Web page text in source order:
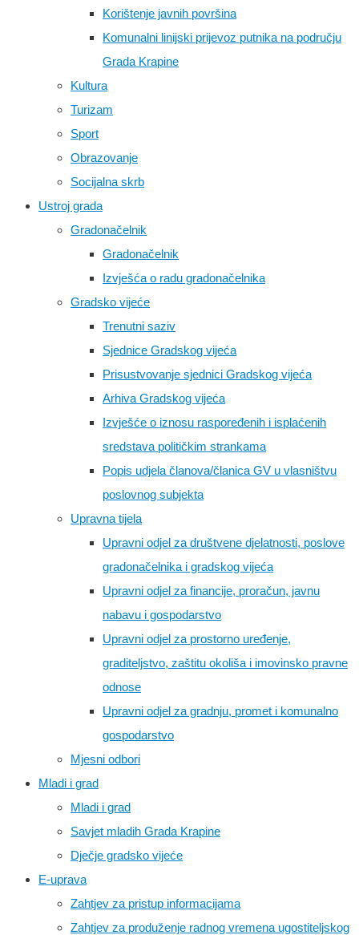
Korištenje javnih površina
Komunalni linijski prijevoz putnika na području
Grada Krapine
Kultura
Turizam
Sport
Obrazovanje
Socijalna skrb
Ustroj grada
Gradonačelnik
Gradonačelnik
Izvješća o radu gradonačelnika
Gradsko vijeće
Trenutni saziv
Sjednice Gradskog vijeća
Prisustvovanje sjednici Gradskog vijeća
Arhiva Gradskog vijeća
Izvješće o iznosu raspoređenih i isplaćenih
sredstava političkim strankama
Popis udjela članova/članica GV u vlasništvu
poslovnog subjekta
Upravna tijela
Upravni odjel za društvene djelatnosti, poslove
gradonačelnika i gradskog vijeća
Upravni odjel za financije, proračun, javnu
nabavu i gospodarstvo
Upravni odjel za prostorno uređenje,
graditeljstvo, zaštitu okoliša i imovinsko pravne
odnose
Upravni odjel za gradnju, promet i komunalno
gospodarstvo
Mjesni odbori
Mladi i grad
Mladi i grad
Savjet mladih Grada Krapine
Dječje gradsko vijeće
E-uprava
Zahtjev za pristup informacijama
Zahtjev za produženje radnog vremena ugostiteljskog